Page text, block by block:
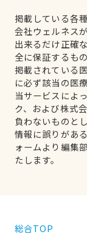
掲載している各
会社ウェルネス
出来るだけ正確
全に保証するも
掲載されている
に必ず該当の医
当サービスによ
ク、および株式
負わないものとし
情報に誤りがあ
ォームより編集
たします。
総合TOP